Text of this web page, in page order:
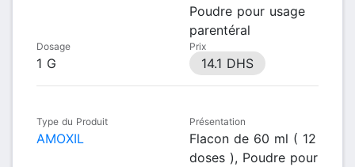
Poudre pour usage
parentéral
Dosage
1 G
Prix
14.1 DHS
Type du Produit
AMOXIL
Présentation
Flacon de 60 ml ( 12
doses ), Poudre pour